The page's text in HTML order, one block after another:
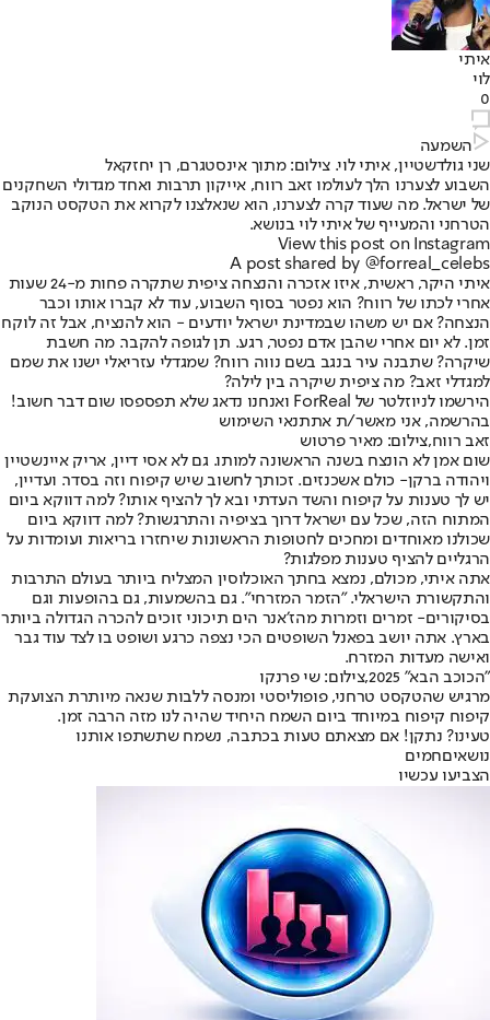
איתי
לוי
0
השמעה
שני גולדשטיין, איתי לוי. צילום: מתוך אינסטגרם, רן יחזקאל
השבוע לצערנו הלך לעולמו זאב רווח, אייקון תרבות ואחד מגדולי השחקנים
של ישראל. מה שעוד קרה לצערנו, הוא שנאלצנו לקרוא את הטקסט הנוקב
הטרחני והמעייף של איתי לוי בנושא.
View this post on Instagram
A post shared by @forreal_celebs
איתי היקר, ראשית, איזו אזכרה והנצחה ציפית שתקרה פחות מ-24 שעות
אחרי לכתו של רווח? הוא נפטר בסוף השבוע, עוד לא קברו אותו וכבר
הנצחה? אם יש משהו שבמדינת ישראל יודעים - הוא להנציח, אבל זה לוקח
זמן. לא יום אחרי שהבן אדם נפטר, רגע. תן לגופה להקבר. מה חשבת
שיקרה? שתבנה עיר בנגב בשם נווה רווח? שמגדלי עזריאלי ישנו את שמם
למגדלי זאב? מה ציפית שיקרה בין לילה?
הירשמו לניוזלטר של ForReal ואנחנו נדאג שלא תפספסו שום דבר חשוב!
בהרשמה, אני מאשר/ת אתתנאי השימוש
זאב רווח,צילום: מאיר פרטוש
שום אמן לא הונצח בשנה הראשונה למותו. גם לא אסי דיין, אריק איינשטיין
ויהודה ברקן- כולם אשכנזים. זכותך לחשוב שיש קיפוח וזה בסדר. ועדיין,
יש לך טענות על קיפוח והשד העדתי ובא לך להציף אותו? למה דווקא ביום
המתוח הזה, שכל עם ישראל דרוך בציפיה והתרגשות? למה דווקא ביום
שכולנו מאוחדים ומחכים לחטופות הראשונות שיחזרו בריאות ועומדות על
הרגליים להציף טענות מפלגות?
אתה איתי, מכולם, נמצא בחתך האוכלוסין המצליח ביותר בעולם התרבות
והתקשורת הישראלי. ״הזמר המזרחי״. גם בהשמעות, גם בהופעות וגם
בסיקורים- זמרים וזמרות מהז׳אנר הים תיכוני זוכים להכרה הגדולה ביותר
בארץ. אתה יושב בפאנל השופטים הכי נצפה כרגע ושופט בו לצד עוד גבר
ואישה מעדות המזרח.
"הכוכב הבא" 2025,צילום: שי פרנקו
מרגיש שהטקסט טרחני, פופוליסטי ומנסה ללבות שנאה מיותרת הצועקת
קיפוח קיפוח במיוחד ביום השמח היחיד שהיה לנו מזה הרבה זמן.
טעינו? נתקן! אם מצאתם טעות בכתבה, נשמח שתשתפו אותנו
נושאיםחמים
הצביעו עכשיו